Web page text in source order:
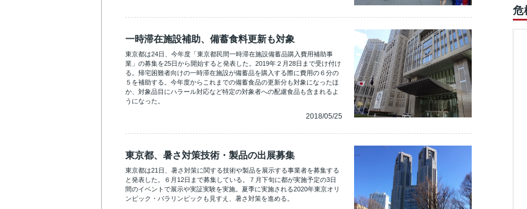
一時滞在施設補助、備蓄食料更新も対象
東京都は24日、今年度「東京都民間一時滞在施設備蓄品購入費用補助事
業」の募集を25日から開始すると発表した。2019年２月28日まで受け付け
る。帰宅困難者向けの一時滞在施設が備蓄品を購入する際に費用の６分の
５を補助する。今年度からこれまでの備蓄食品の更新分も対象になったほ
か、対象品目にハラール対応など特定の対象者への配慮食品も含まれるよ
うになった。
2018/05/25
東京都、暑さ対策技術・製品の出展募集
東京都は21日、暑さ対策に関する技術や製品を展示する事業者を募集する
と発表した。６月12日まで募集している。７月下旬に都が実施予定の3日
間のイベントで展示や実証実験を実施。夏季に実施される2020年東京オリ
ンピック・パラリンピックも見すえ、暑さ対策を進める。
危